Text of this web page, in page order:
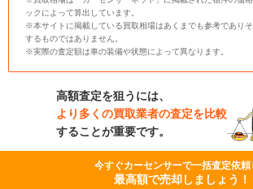
ックによって算出しています。
※本サイトに掲載している買取相場はあくまでも参考であり
するものではありません。
※実際の査定額は車の装備や状態によって異なります。
高額査定を狙うには、
より多くの買取業者の査定を比較
することが重要です。
今すぐカーセンサーで一括査定依頼
最高額で売却しましょう！